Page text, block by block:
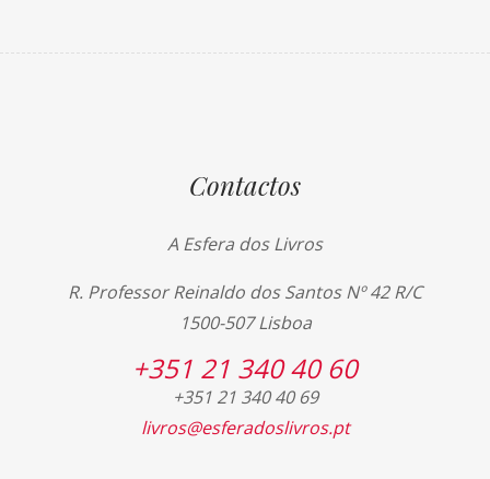
Contactos
A Esfera dos Livros
R. Professor Reinaldo dos Santos Nº 42 R/C
1500-507 Lisboa
+351 21 340 40 60
+351 21 340 40 69
livros@esferadoslivros.pt